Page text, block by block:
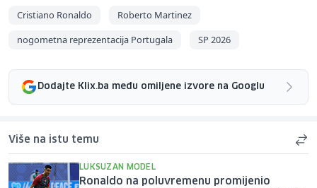
Cristiano Ronaldo
Roberto Martinez
nogometna reprezentacija Portugala
SP 2026
Dodajte Klix.ba među omiljene izvore na Googlu
Više na istu temu
LUKSUZAN MODEL
Ronaldo na poluvremenu promijenio